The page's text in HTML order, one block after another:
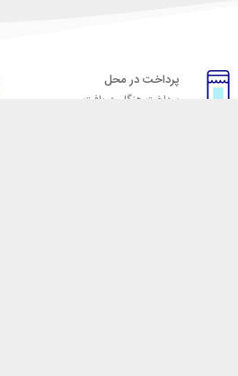
پرداخت در محل
پرداخت هنگام دریافت